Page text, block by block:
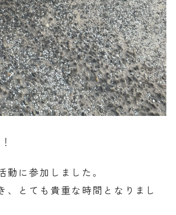
に参加しました。
、とても貴重な時間となりまし